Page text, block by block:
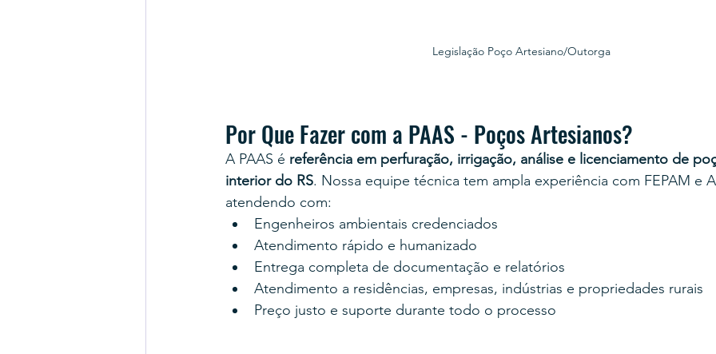
Legislação Poço Artesiano/Outorga
Por Que Fazer com a PAAS - Poços Artesianos?
A PAAS é referência em perfuração, irrigação, análise e licenciamento de
interior do RS. Nossa equipe técnica tem ampla experiência com FEPAM e
atendendo com:
Engenheiros ambientais credenciados
Atendimento rápido e humanizado
Entrega completa de documentação e relatórios
Atendimento a residências, empresas, indústrias e propriedades rurais
Preço justo e suporte durante todo o processo